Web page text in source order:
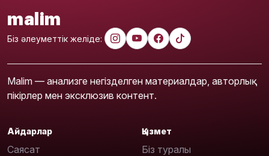
malim
Біз әлеуметтік желіде:
Malim — анализге негізделген материалдар, авторлық
пікірлер мен эксклюзив контент.
Айдарлар
Саясат
Қызмет
Біз туралы